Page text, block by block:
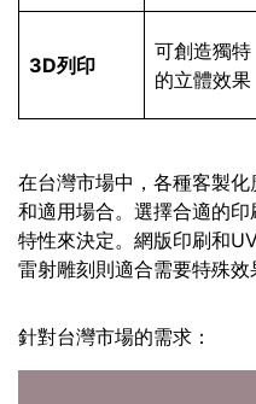
3D列印
可創造獨特
的立體效果
在台灣市場中，各種客製
和適用場合。選擇合適的
特性來決定。網版印刷和
雷射雕刻則適合需要特殊效
針對台灣市場的需求：